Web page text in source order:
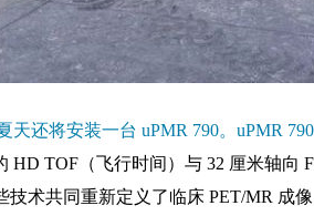
天还将安装一台 uPMR 790。uPMR
HD TOF（飞行时间）与 32 厘米轴向
术共同重新定义了临床 PET/MR 成像